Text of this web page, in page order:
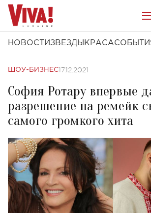
НОВОСТИ ЗВЕЗДЫ КРАСА
ШОУ-БИЗНЕС17.12.2021
София Ротару впервые
разрешение на ремейк
самого громкого хита